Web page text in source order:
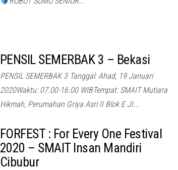
PENSIL SEMERBAK 3 – Bekasi
PENSIL SEMERBAK 3 Tanggal: Ahad, 19 Januari
2020Waktu: 07.00-16.00 WIBTempat: SMAIT Mutiara
Hikmah, Perumahan Griya Asri II Blok E Jl.…
FORFEST : For Every One Festival
2020 – SMAIT Insan Mandiri
Cibubur